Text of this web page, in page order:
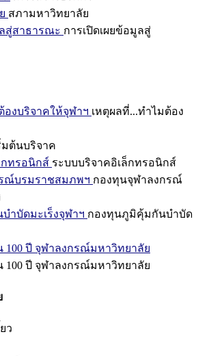
สภามหาวิทยาลัย
สู่สาธารณะ การเปิดเผยข้อมูลสู่
องบริจาคให้จุฬาฯ เหตุผลที่...ทำไมต้อง
มต้นบริจาค
กทรอนิกส์ ระบบบริจาคอิเล็กทรอนิกส์
ณ์บรมราชสมภพฯ กองทุนจุฬาลงกรณ์
ำบัดมะเร็งจุฬาฯ กองทุนภูมิคุ้มกันบำบัด
100 ปี จุฬาลงกรณ์มหาวิทยาลัย
100 ปี จุฬาลงกรณ์มหาวิทยาลัย
ว